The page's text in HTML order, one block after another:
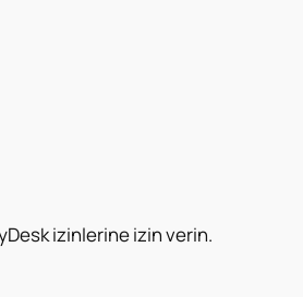
izinlerine izin verin.